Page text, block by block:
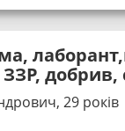
добрив,
29 років